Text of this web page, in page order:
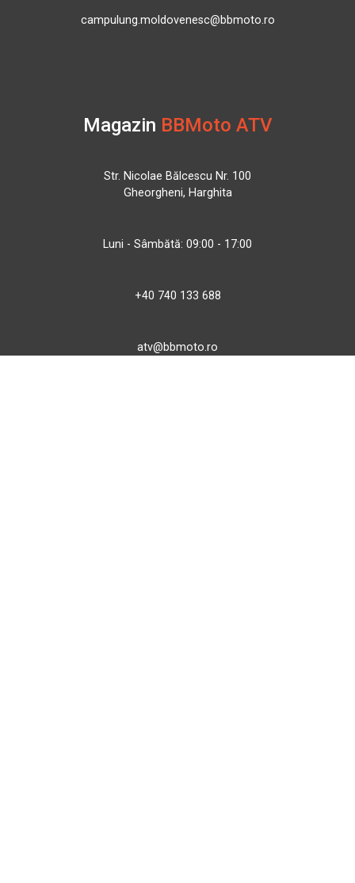
campulung.moldovenesc@bbmoto.ro
Magazin BBMoto ATV
Str. Nicolae Bălcescu Nr. 100
Gheorgheni, Harghita
Luni - Sâmbătă: 09:00 - 17:00
+40 740 133 688
atv@bbmoto.ro